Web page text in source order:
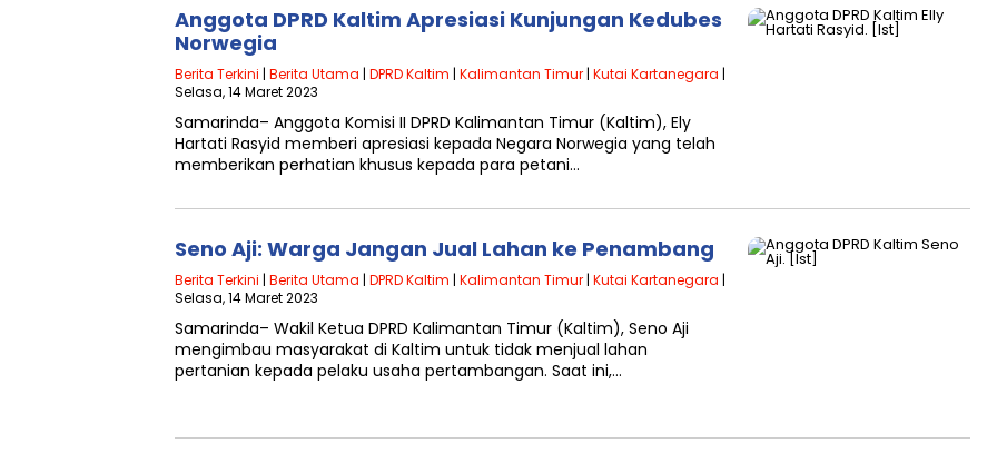
Anggota DPRD Kaltim Apresiasi Kunjungan Kedubes
Norwegia
Berita Terkini | Berita Utama | DPRD Kaltim | Kalimantan Timur | Kutai Kartanegara |
Selasa, 14 Maret 2023
Samarinda– Anggota Komisi II DPRD Kalimantan Timur (Kaltim), Ely
Hartati Rasyid memberi apresiasi kepada Negara Norwegia yang telah
memberikan perhatian khusus kepada para petani…
Seno Aji: Warga Jangan Jual Lahan ke Penambang
Berita Terkini | Berita Utama | DPRD Kaltim | Kalimantan Timur | Kutai Kartanegara |
Selasa, 14 Maret 2023
Samarinda– Wakil Ketua DPRD Kalimantan Timur (Kaltim), Seno Aji
mengimbau masyarakat di Kaltim untuk tidak menjual lahan
pertanian kepada pelaku usaha pertambangan. Saat ini,…